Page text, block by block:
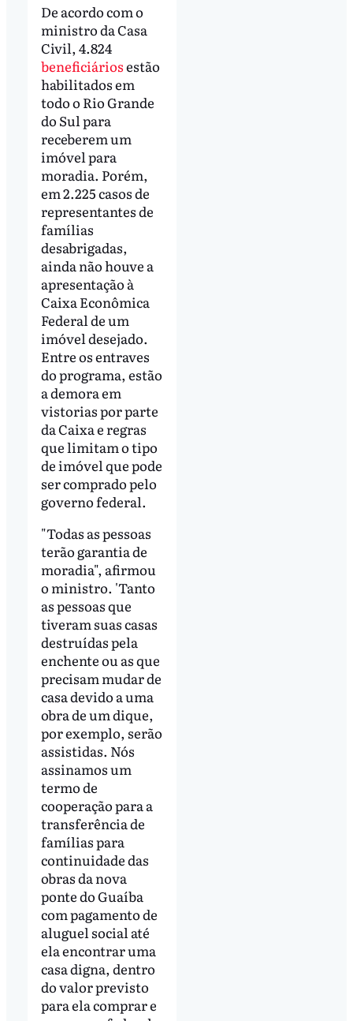
De acordo com o
ministro da Casa
Civil, 4.824
beneficiáriosestão
habilitados em
todo o Rio Grande
do Sul para
receberem um
imóvel para
moradia. Porém,
em 2.225 casos de
representantes de
famílias
desabrigadas,
ainda não houve a
apresentação à
Caixa Econômica
Federal de um
imóvel desejado.
Entre os entraves
do programa, estão
a demora em
vistorias por parte
da Caixa e regras
que limitam o tipo
de imóvel que pode
ser comprado pelo
governo federal.
"Todas as pessoas
terão garantia de
moradia", afirmou
o ministro. 'Tanto
as pessoas que
tiveram suas casas
destruídas pela
enchente ou as que
precisam mudar de
casa devido a uma
obra de um dique,
por exemplo, serão
assistidas. Nós
assinamos um
termo de
cooperação para a
transferência de
famílias para
continuidade das
obras da nova
ponte do Guaíba
com pagamento de
aluguel social até
ela encontrar uma
casa digna, dentro
do valor previsto
para ela comprar e